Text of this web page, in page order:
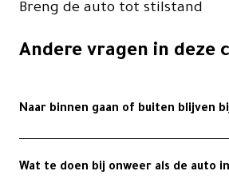
Breng de auto tot stilstand
Andere vragen in deze
Naar binnen gaan of buiten blijven
Wat te doen bij onweer als de auto